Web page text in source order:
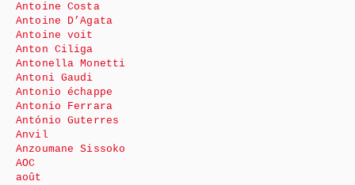
Antoine Costa
Antoine D’Agata
Antoine voit
Anton Ciliga
Antonella Monetti
Antoni Gaudi
Antonio échappe
Antonio Ferrara
António Guterres
Anvil
Anzoumane Sissoko
AOC
août